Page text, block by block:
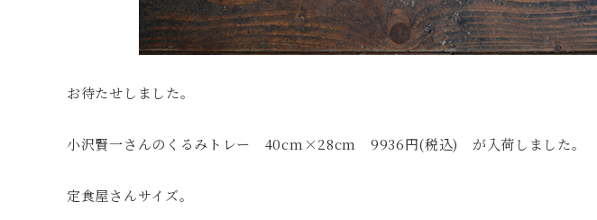
お待たせしました。
小沢賢一さんのくるみトレー 40cm×28cm 9936円(税込) が入荷しました。
定食屋さんサイズ。